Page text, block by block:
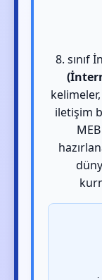
8. sınıf
iletişim